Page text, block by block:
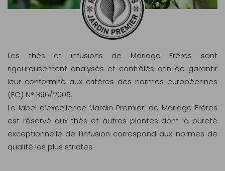
Les thés et infusions de Mariage Frères sont
rigoureusement analysés et contrôlés afin de garantir
leur conformité aux critères des normes européennes
(EC) N° 396/2005.
Le label d’excellence ‘Jardin Premier’ de Mariage Frères
est réservé aux thés et autres plantes dont la pureté
exceptionnelle de l’infusion correspond aux normes de
qualité les plus strictes.